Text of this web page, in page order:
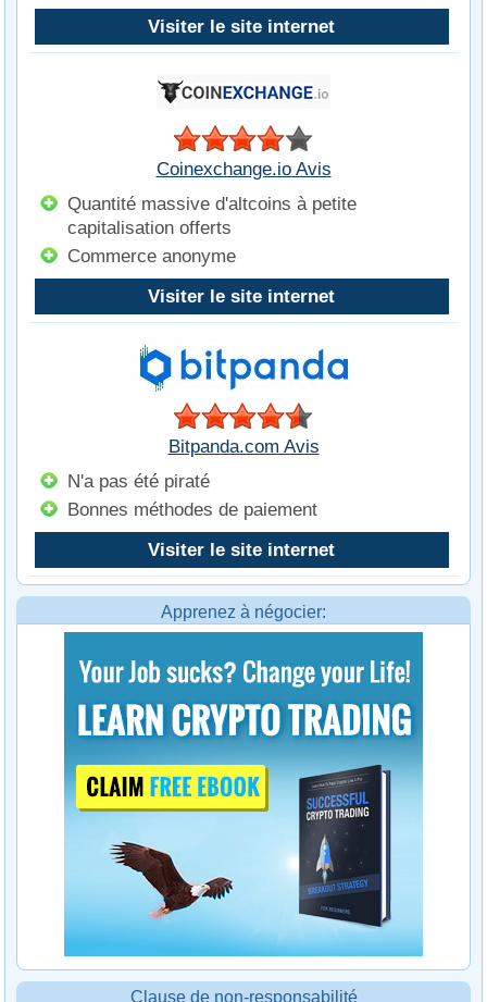
Visiter le site internet
Coinexchange.io Avis
Quantité massive d'altcoins à petite
capitalisation offerts
Commerce anonyme
Visiter le site internet
Bitpanda.com Avis
N'a pas été piraté
Bonnes méthodes de paiement
Visiter le site internet
Apprenez à négocier:
Clause de non-responsabilité